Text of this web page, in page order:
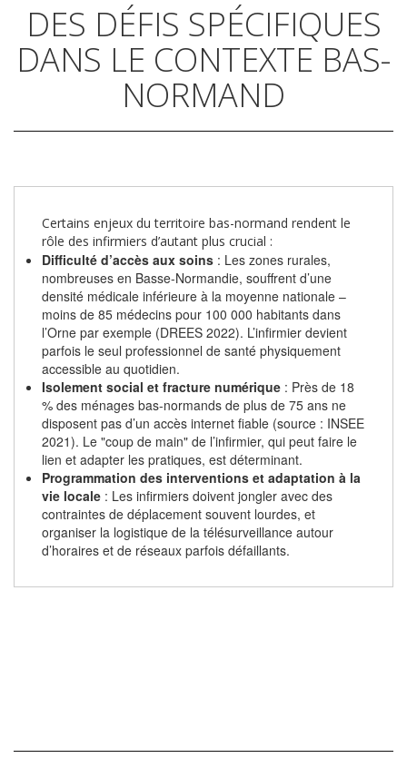
DES DÉFIS SPÉCIFIQUES
DANS LE CONTEXTE BAS-
NORMAND
Certains enjeux du territoire bas-normand rendent le
rôle des infirmiers d’autant plus crucial :
Difficulté d’accès aux soins : Les zones rurales,
nombreuses en Basse-Normandie, souffrent d’une
densité médicale inférieure à la moyenne nationale –
moins de 85 médecins pour 100 000 habitants dans
l’Orne par exemple (DREES 2022). L’infirmier devient
parfois le seul professionnel de santé physiquement
accessible au quotidien.
Isolement social et fracture numérique : Près de 18
% des ménages bas-normands de plus de 75 ans ne
disposent pas d’un accès internet fiable (source : INSEE
2021). Le "coup de main" de l’infirmier, qui peut faire le
lien et adapter les pratiques, est déterminant.
Programmation des interventions et adaptation à la
vie locale : Les infirmiers doivent jongler avec des
contraintes de déplacement souvent lourdes, et
organiser la logistique de la télésurveillance autour
d’horaires et de réseaux parfois défaillants.